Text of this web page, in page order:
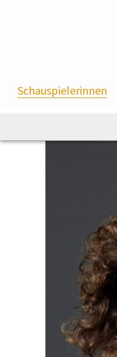
Schauspielerinnen